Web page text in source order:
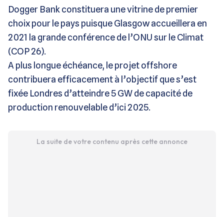
Dogger Bank constituera une vitrine de premier
choix pour le pays puisque Glasgow accueillera en
2021 la grande conférence de l’ONU sur le Climat
(COP 26).
A plus longue échéance, le projet offshore
contribuera efficacement à l’objectif que s’est
fixée Londres d’atteindre 5 GW de capacité de
production renouvelable d’ici 2025.
La suite de votre contenu après cette annonce